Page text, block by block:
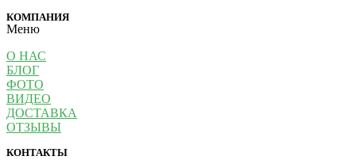
КОМПАНИЯ
Меню
О НАС
БЛОГ
ФОТО
ВИДЕО
ДОСТАВКА
ОТЗЫВЫ
КОНТАКТЫ